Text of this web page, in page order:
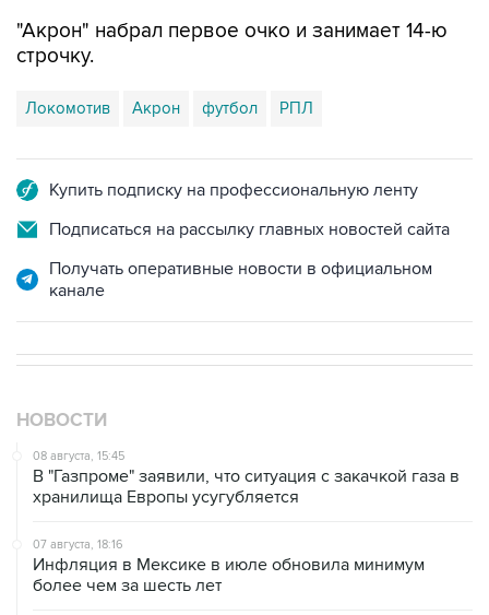
"Акрон" набрал первое очко и занимает 14-ю
строчку.
Локомотив Акрон футбол РПЛ
Купить подписку на профессиональную ленту
Подписаться на рассылку главных новостей сайта
Получать оперативные новости в официальном
канале
НОВОСТИ
08 августа, 15:45
В "Газпроме" заявили, что ситуация с закачкой газа в
хранилища Европы усугубляется
07 августа, 18:16
Инфляция в Мексике в июле обновила минимум
более чем за шесть лет